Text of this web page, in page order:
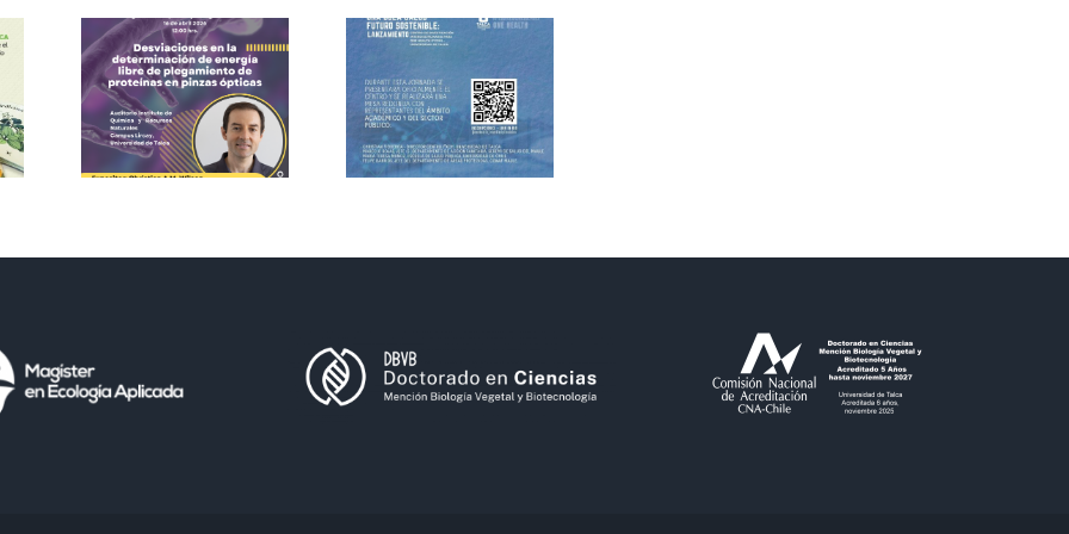
Mesa
Redonda:
Una Sola
Salud para
un Futuro